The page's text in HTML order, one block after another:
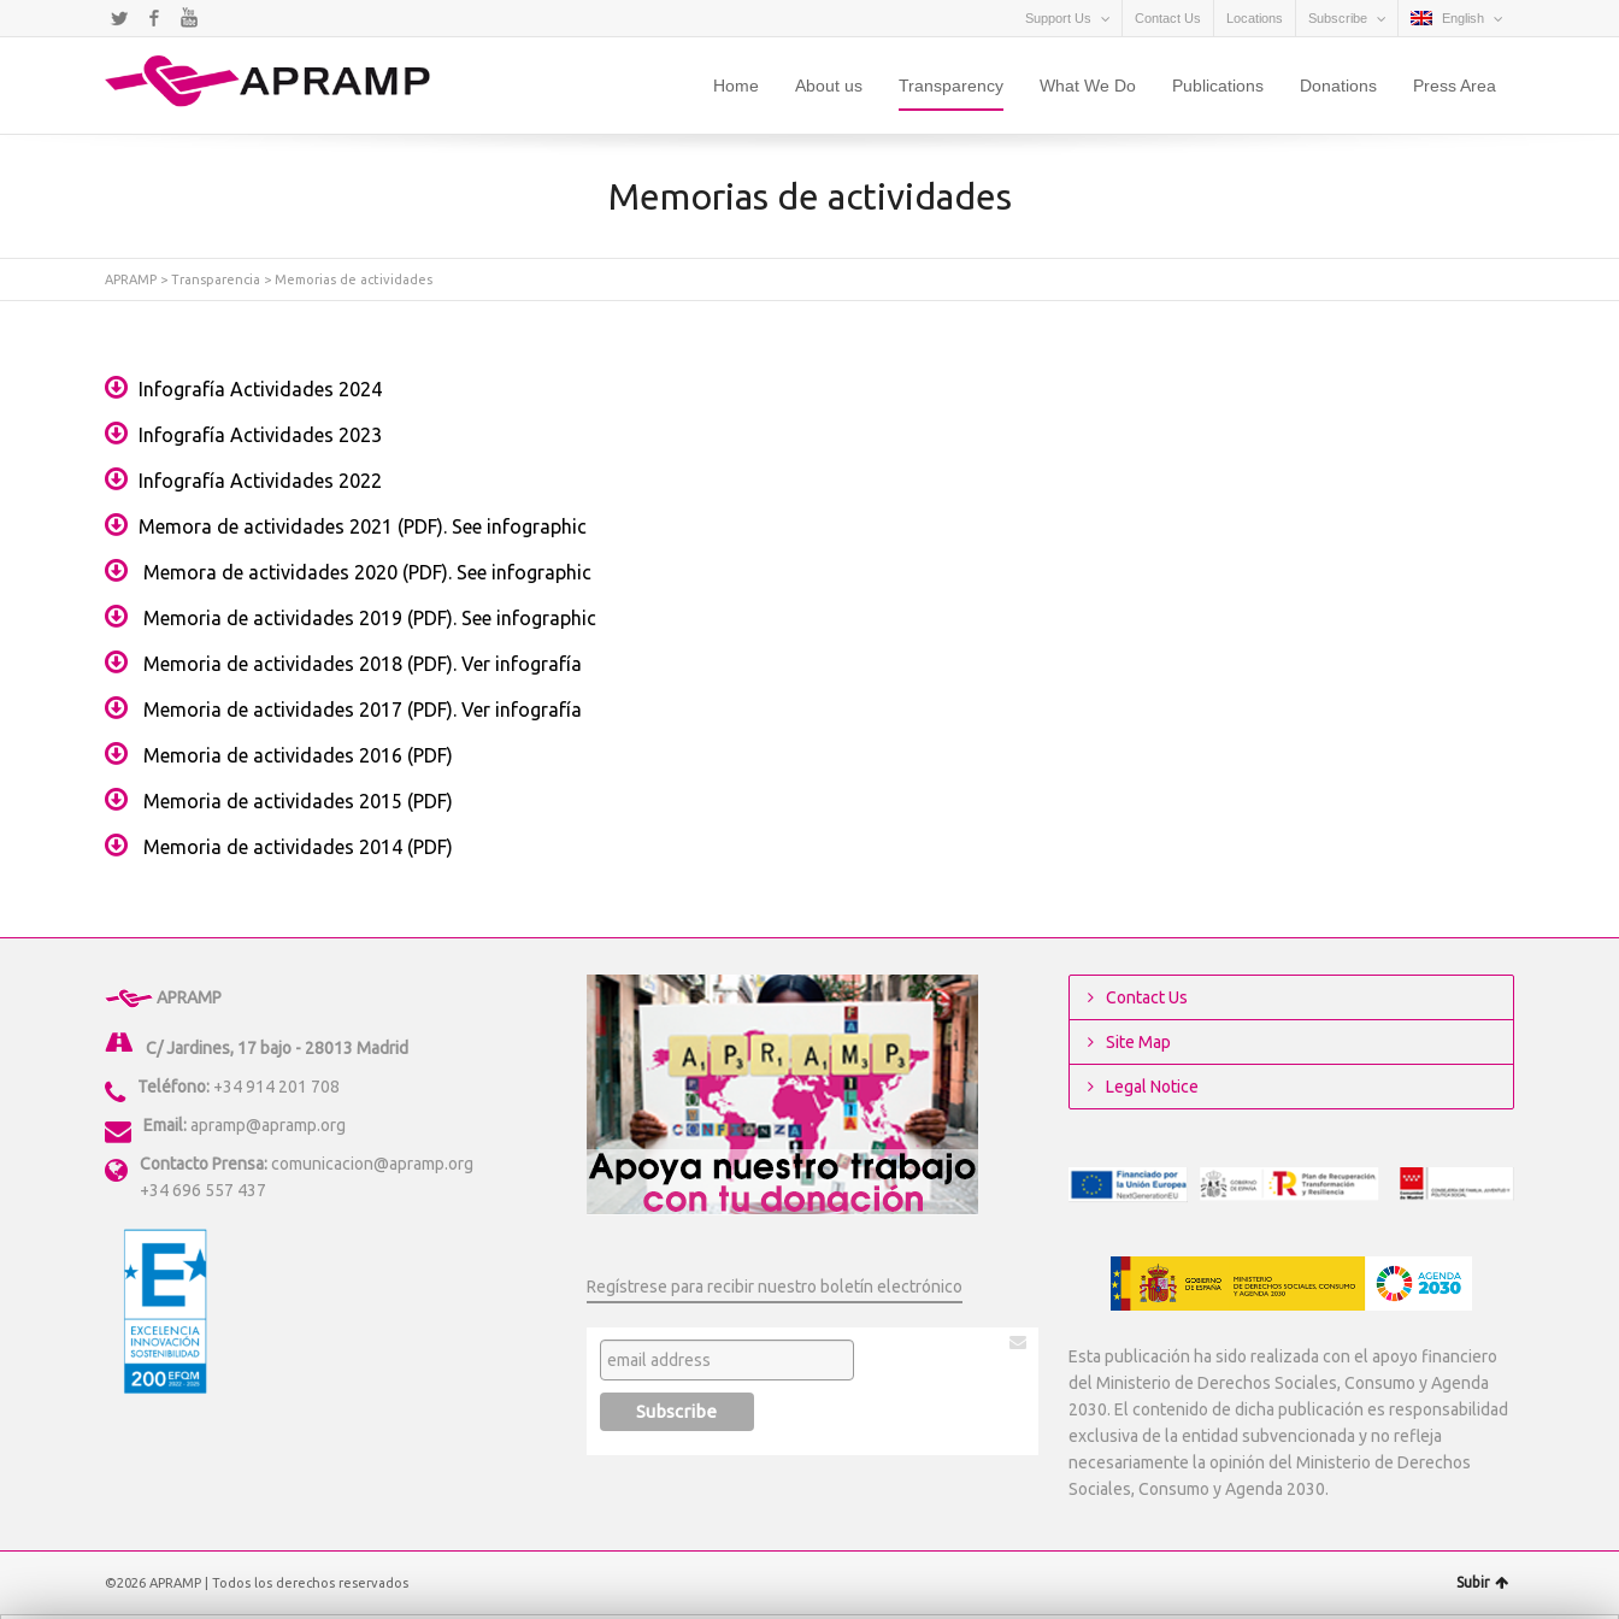
Subscribe English
Support Us Contact Us Locations
TwitterFacebook
Home About us Transparency What We Do Publications Donations Press Area
Memorias de actividades
APRAMP > Transparencia > Memorias de actividades
Infografía Actividades 2024
Infografía Actividades 2023
Infografía Actividades 2022
Memora de actividades 2021 (PDF). See infographic
Memora de actividades 2020 (PDF). See infographic
Memoria de actividades 2019 (PDF). See infographic
Memoria de actividades 2018 (PDF). Ver infografía
Memoria de actividades 2017 (PDF). Ver infografía
Memoria de actividades 2016 (PDF)
Memoria de actividades 2015 (PDF)
Memoria de actividades 2014 (PDF)
APRAMP
C/ Jardines, 17 bajo - 28013 Madrid
Teléfono: +34 914 201 708
Email: apramp@apramp.org
Contacto Prensa: comunicacion@apramp.org
+34 696 557 437
Regístrese para recibir nuestro boletín electrónico
Contact Us
Site Map
Legal Notice
Esta publicación ha sido realizada con el apoyo financiero
del Ministerio de Derechos Sociales, Consumo y Agenda
2030. El contenido de dicha publicación es responsabilidad
exclusiva de la entidad subvencionada y no refleja
necesariamente la opinión del Ministerio de Derechos
Sociales, Consumo y Agenda 2030.
©2026 APRAMP | Todos los derechos reservados Subir